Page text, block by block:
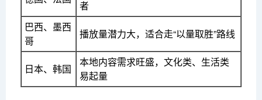
者
巴西、墨西
哥
播放量潜力大，适合走“以量取胜”路线
日本、韩国
本地内容需求旺盛，文化类、生活类
易起量